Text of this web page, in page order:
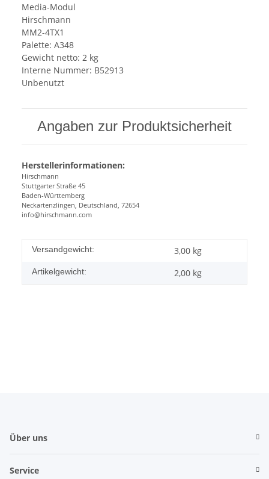
Media-Modul
Hirschmann
MM2-4TX1
Palette: A348
Gewicht netto: 2 kg
Interne Nummer: B52913
Unbenutzt
Angaben zur Produktsicherheit
Herstellerinformationen:
Hirschmann
Stuttgarter Straße 45
Baden-Württemberg
Neckartenzlingen, Deutschland, 72654
info@hirschmann.com
Versandgewicht: 3,00 kg
Artikelgewicht: 2,00 kg
Über uns
Service